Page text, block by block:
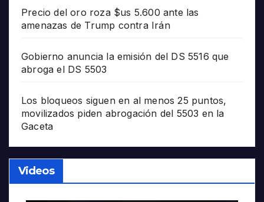
Precio del oro roza $us 5.600 ante las
amenazas de Trump contra Irán
Gobierno anuncia la emisión del DS 5516 que
abroga el DS 5503
Los bloqueos siguen en al menos 25 puntos,
movilizados piden abrogación del 5503 en la
Gaceta
Videos